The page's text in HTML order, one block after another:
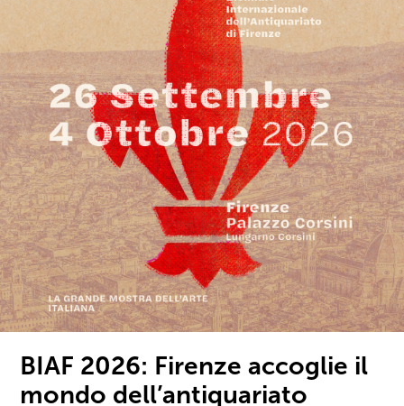
BIAF 2026: Firenze accoglie il
mondo dell’antiquariato